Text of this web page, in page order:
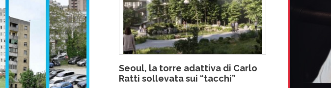
Seoul, la torre adattiva di Carlo
Ratti sollevata sui “tacchi”